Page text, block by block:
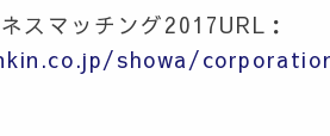
スマッチング2017URL：
showa/